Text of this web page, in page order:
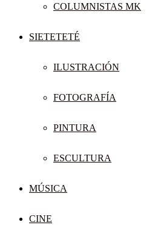
COLUMNISTAS MK
SIETETETÉ
ILUSTRACIÓN
FOTOGRAFÍA
PINTURA
ESCULTURA
MÚSICA
CINE